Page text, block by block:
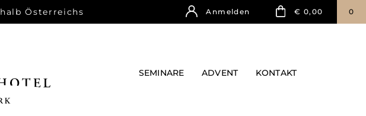
Österreichs Anmelden € 0,00 0
SEMINARE ADVENT KONTAKT